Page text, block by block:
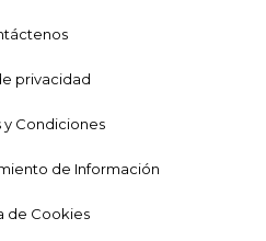
privacidad
y Condiciones
de Información
de Cookies